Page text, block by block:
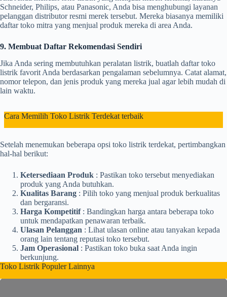
Schneider, Philips, atau Panasonic, Anda bisa menghubungi layanan
pelanggan distributor resmi merek tersebut. Mereka biasanya memiliki
daftar toko mitra yang menjual produk mereka di area Anda.
9. Membuat Daftar Rekomendasi Sendiri
Jika Anda sering membutuhkan peralatan listrik, buatlah daftar toko
listrik favorit Anda berdasarkan pengalaman sebelumnya. Catat alamat,
nomor telepon, dan jenis produk yang mereka jual agar lebih mudah di
lain waktu.
Cara Memilih Toko Listrik Terdekat terbaik
Setelah menemukan beberapa opsi toko listrik terdekat, pertimbangkan
hal-hal berikut:
Ketersediaan Produk : Pastikan toko tersebut menyediakan
produk yang Anda butuhkan.
Kualitas Barang : Pilih toko yang menjual produk berkualitas
dan bergaransi.
Harga Kompetitif : Bandingkan harga antara beberapa toko
untuk mendapatkan penawaran terbaik.
Ulasan Pelanggan : Lihat ulasan online atau tanyakan kepada
orang lain tentang reputasi toko tersebut.
Jam Operasional : Pastikan toko buka saat Anda ingin
berkunjung.
Toko Listrik Populer Lainnya